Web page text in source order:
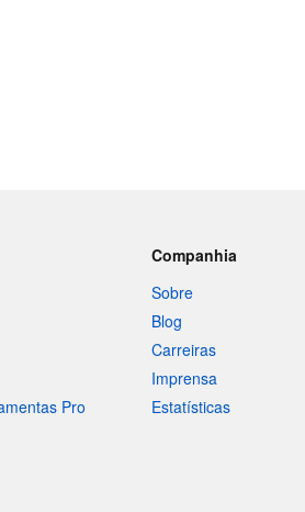
Pro
Companhia
Sobre
Blog
Carreiras
Imprensa
Estatísticas